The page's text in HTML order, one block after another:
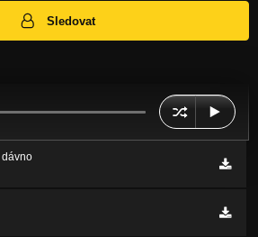
Sledovat
dávno